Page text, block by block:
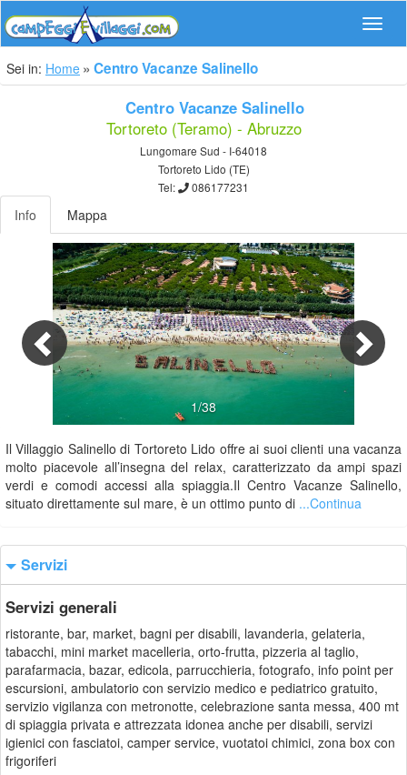
Sei in: Home Centro Vacanze Salinello
Centro Vacanze Salinello
Tortoreto (Teramo) - Abruzzo
Lungomare Sud - I-64018
Tortoreto Lido (TE)
Tel:
086177231
Info Mappa
1/38
Previous
Il Villaggio Salinello di Tortoreto Lido offre ai suoi clienti una vacanza
molto piacevole all’insegna del relax, caratterizzato da ampi spazi
verdi e comodi accessi alla spiaggia.Il Centro Vacanze Salinello,
situato direttamente sul mare, è un ottimo punto di ...Continua
Servizi
Servizi generali
ristorante, bar, market, bagni per disabili, lavanderia, gelateria,
tabacchi, mini market macelleria, orto-frutta, pizzeria al taglio,
parafarmacia, bazar, edicola, parrucchieria, fotografo, info point per
escursioni, ambulatorio con servizio medico e pediatrico gratuito,
servizio vigilanza con metronotte, celebrazione santa messa, 400 mt
di spiaggia privata e attrezzata idonea anche per disabili, servizi
igienici con fasciatoi, camper service, vuotatoi chimici, zona box con
frigoriferi